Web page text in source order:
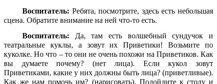
Воспитатель: Ребята, посмотрите, здесь есть небольшая
сцена. Обратите внимание на ней что-то есть.
Воспитатель: Да, там есть волшебный сундучок и
театральные куклы, а зовут их Приветики! Возьмите по
куколке. Но что – то они не очень похожи на Приветиков. Как
вы думаете почему? (нет лица). Если кукол зовут
Приветиками, какие у них должны быть лица? (приветливые).
Как же нам помочь им? (нарисовать). Подойдите к столу и